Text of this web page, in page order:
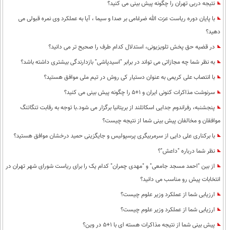
نتیجه دربی تهران را چگونه پیش بینی می کنید؟
با پایان دوره ریاست عزت الله ضرغامی بر صدا و سیما ، آیا به عملکرد وی نمره قبولی می
دهید؟
در قضیه حق پخش تلویزیونی، استدلال کدام طرف را صحیح تر می دانید؟
به نظر شما چه مجازاتی می تواند در برابر "اسید‌پاشی" بازدارندگی بیشتری داشته باشد؟
با انتصاب علی کریمی به عنوان دستیار کی روش در تیم ملی موافق هستید؟
سرنوشت مذاکرات کنونی ایران و 1+5 را چگونه پیش بینی می کنید؟
پنجشنبه، رفراندوم جدایی اسکاتلند از بریتانیا برگزار می شود.با توجه به رقابت تنگاتنگ
موافقان و مخالفان پیش بینی شما از نتیجه چیست؟
با برکناری علی دایی از سرمربیگری پرسپولیس و جایگزینی حمید درخشان موافق هستید؟
نظر شما درباره "داعش"؟
از بین "احمد مسجد جامعی" و "مهدی چمران" کدام یک را برای ریاست شورای شهر تهران در
انتخابات پیش رو مناسب می دانید؟
ارزیابی شما از عملکرد وزیر علوم چیست؟
ارزیابی شما از عملکرد وزیر علوم چیست؟
پیش بینی شما از نتیجه مذاکرات هسته ای با 1+5 در وین؟